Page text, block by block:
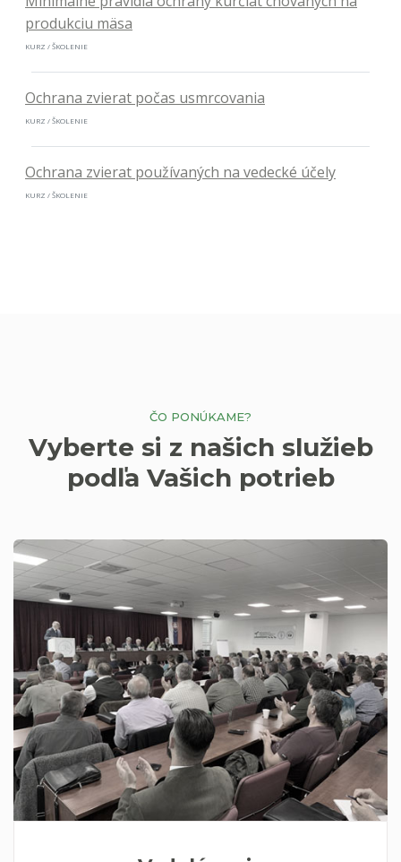
produkciu mäsa
KURZ / ŠKOLENIE
Ochrana zvierat počas usmrcovania
KURZ / ŠKOLENIE
Ochrana zvierat používaných na vedecké účely
KURZ / ŠKOLENIE
ČO PONÚKAME?
Vyberte si z našich služieb
podľa Vašich potrieb